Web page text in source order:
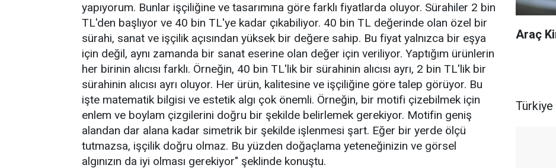
yapıyorum. Bunlar işçiliğine ve tasarımına göre farklı fiyatlarda oluyor. Sürahiler 2 bin
TL'den başlıyor ve 40 bin TL'ye kadar çıkabiliyor. 40 bin TL değerinde olan özel bir
sürahi, sanat ve işçilik açısından yüksek bir değere sahip. Bu fiyat yalnızca bir eşya
için değil, aynı zamanda bir sanat eserine olan değer için veriliyor. Yaptığım ürünlerin
her birinin alıcısı farklı. Örneğin, 40 bin TL'lik bir sürahinin alıcısı ayrı, 2 bin TL'lik bir
sürahinin alıcısı ayrı oluyor. Her ürün, kalitesine ve işçiliğine göre talep görüyor. Bu
işte matematik bilgisi ve estetik algı çok önemli. Örneğin, bir motifi çizebilmek için
enlem ve boylam çizgilerini doğru bir şekilde belirlemek gerekiyor. Motifin geniş
alandan dar alana kadar simetrik bir şekilde işlenmesi şart. Eğer bir yerde ölçü
tutmazsa, işçilik doğru olmaz. Bu yüzden doğaçlama yeteneğinizin ve görsel
algınızın da iyi olması gerekiyor" şeklinde konuştu.
Araç
Türkiye